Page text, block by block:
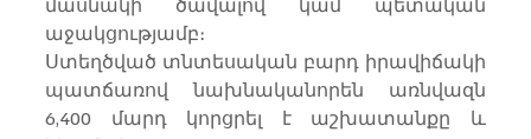
աջակցությամբ։
Ստեղծված տնտեսական բարդ իրավիճակի
պատճառով նախնականորեն առնվազն
6,400 մարդ կորցրել է աշխատանքը և